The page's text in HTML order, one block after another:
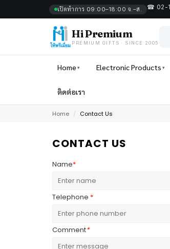
เปิดทำการ 09:00–18:00 จ.–ส. ☎ 02-
Hi Premium
PREMIUM GIFTS · SINCE 2005
Home Electronic Products
ติดต่อเรา
Home / Contact Us
CONTACT US
Name*
Telephone *
Comment*